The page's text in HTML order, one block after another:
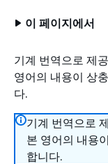
이 페이지에서
기계 번역으로 제
영어의 내용이 상
다.
기계 번역으로
본 영어의 내용
합니다.